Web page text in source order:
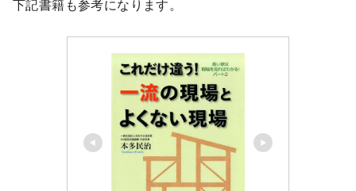
下記書籍も参考になります。